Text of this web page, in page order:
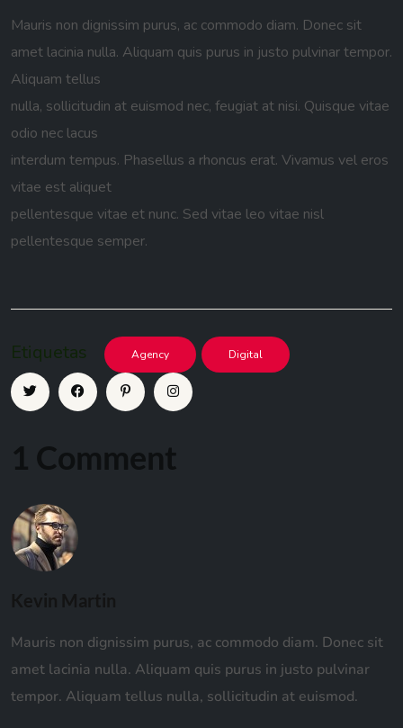
Mauris non dignissim purus, ac commodo diam. Donec sit
amet lacinia nulla. Aliquam quis purus in justo pulvinar tempor.
Aliquam tellus
nulla, sollicitudin at euismod nec, feugiat at nisi. Quisque vitae
odio nec lacus
interdum tempus. Phasellus a rhoncus erat. Vivamus vel eros
vitae est aliquet
pellentesque vitae et nunc. Sed vitae leo vitae nisl
pellentesque semper.
Etiquetas Agency Digital
1 Comment
Mauris non dignissim purus, ac commodo diam. Donec sit
amet lacinia nulla. Aliquam quis purus in justo pulvinar
tempor. Aliquam tellus nulla, sollicitudin at euismod.